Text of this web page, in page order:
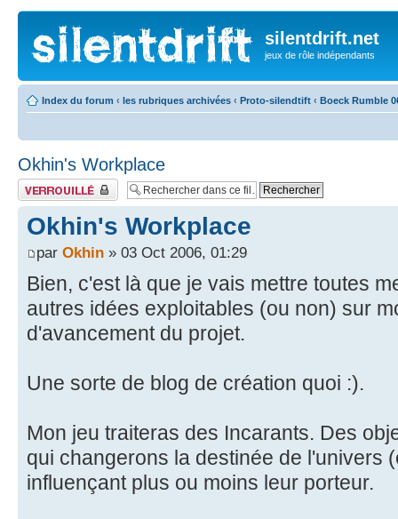
silentdrift.net
jeux de rôle indépendants
Index du forum ‹ les rubriques archivées ‹ Proto-silendtift ‹ Boeck Rumble
Okhin's Workplace
Fil verrouillé
Okhin's Workplace
par Okhin » 03 Oct 2006, 01:29
Bien, c'est là que je vais mettre toutes
autres idées exploitables (ou non) sur
d'avancement du projet.
Une sorte de blog de création quoi :).
Mon jeu traiteras des Incarants. Des
qui changerons la destinée de l'univers
influençant plus ou moins leur porteur.